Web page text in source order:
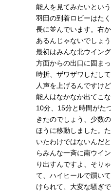
能人を見てみたいとい
羽田の到着ロビーはた
長に並んでいます。右
あるんじゃないでしょ
最初はみんな北ウイン
方面からの出口に固まっ
時折、ザワザワしだし
人声を上げるんですけ
能人はなかなか出てこな
10分、15分と時間がた
きたのでしょう、少数
ほうに移動しました。
いたわけではないんだ
らみんな一斉に南ウイ
り出すんですよ、そり
て、ハイヒールで躓い
けられて、大変な騒ぎで